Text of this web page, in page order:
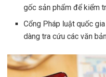
gốc sản phẩm để kiểm
Cổng Pháp luật quốc
dàng tra cứu các văn